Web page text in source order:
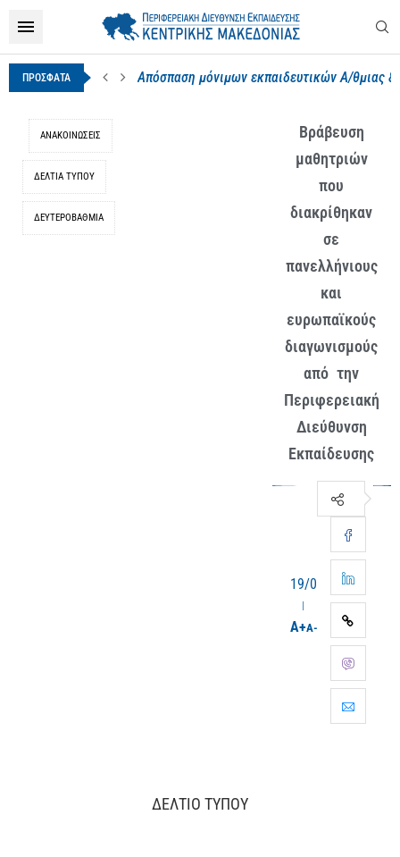
ΠΡΟΣΦΑΤΑ Απόσπαση μόνιμων εκπαιδευτικών Α/θμιας
ΑΝΑΚΟΙΝΩΣΕΙΣ
ΔΕΛΤΊΑ ΤΎΠΟΥ
ΔΕΥΤΕΡΟΒΆΘΜΙΑ
Βράβευση
μαθητριών
που
διακρίθηκαν
σε
πανελλήνιους
και
ευρωπαϊκούς
διαγωνισμούς
από την
Περιφερειακή
Διεύθυνση
Εκπαίδευσης
19/06/2026
A+A-
ΔΕΛΤΙΟ ΤΥΠΟΥ